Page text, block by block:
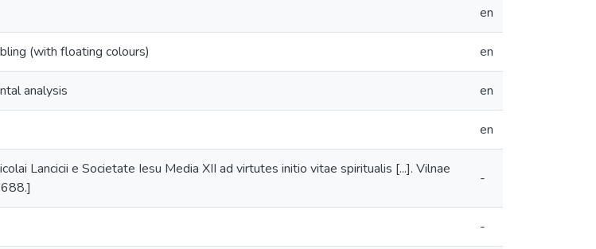
en
(with floating colours) en
analysis en
en
Lancicii e Societate Iesu Media XII ad virtutes initio vitae spiritualis [...]. Vilnae
-
-